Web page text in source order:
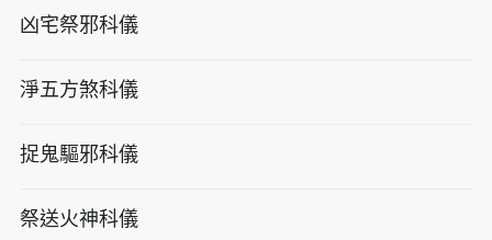
凶宅祭邪科儀
淨五方煞科儀
捉鬼驅邪科儀
祭送火神科儀